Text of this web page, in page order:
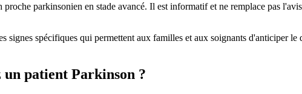
parkinsonien en stade avancé. Il est informatif et ne remplace pas
signes spécifiques qui permettent aux familles et aux soignants d'anticiper
patient Parkinson ?